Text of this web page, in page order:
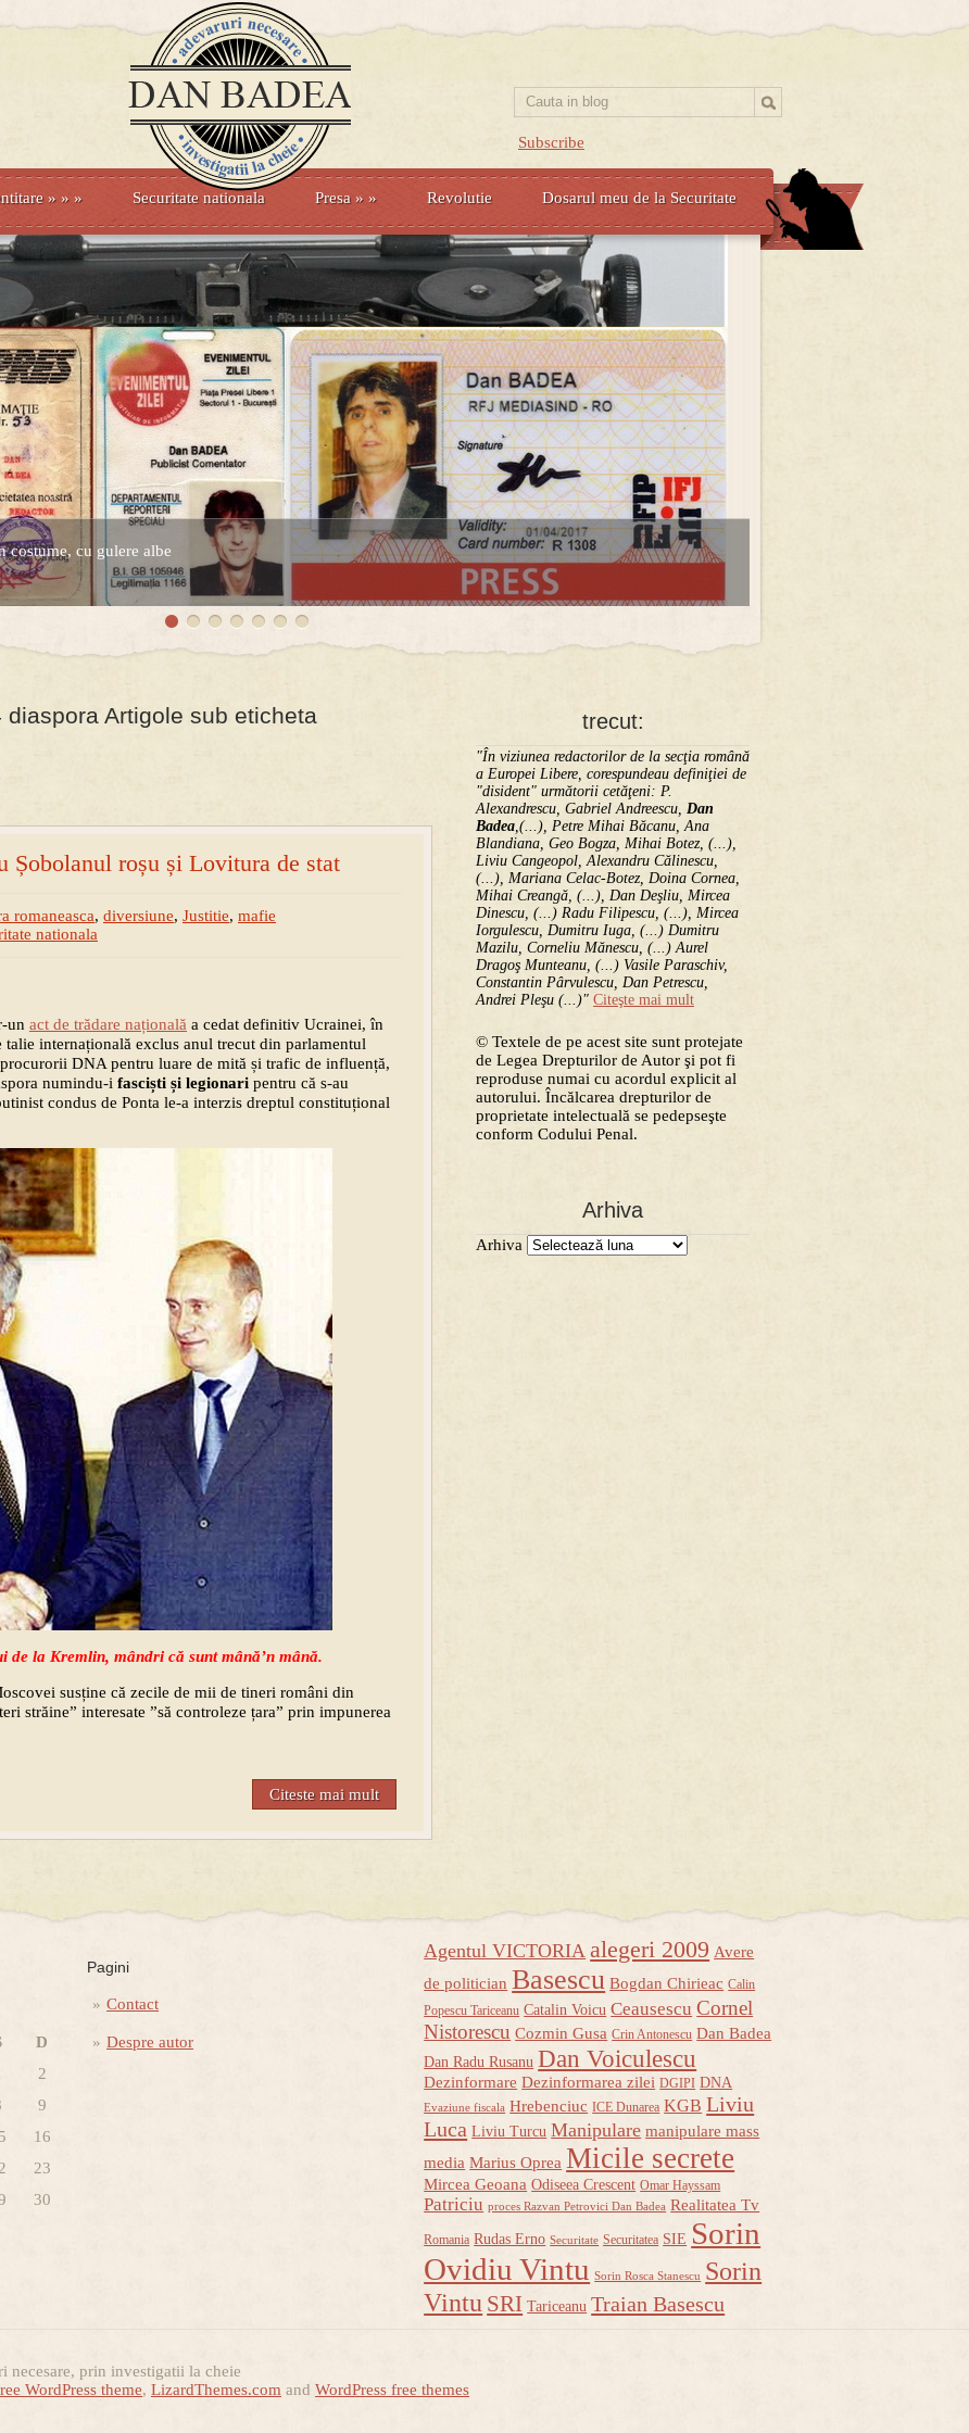
Subscribe
» » » Securitate nationala Presa » » Revolutie Dosarul meu de la Securitate
costume, cu gulere albe
controversatele conturi secrete ale Securitatii.
trecut:
"În viziunea redactorilor de la secţia română
a Europei Libere, corespundeau definiţiei de
"disident" următorii ce­tă­ţeni: P.
Alexandrescu, Gabriel Andreescu, Dan
Badea,(...), Petre Mihai Băcanu, Ana
Blandiana, Geo Bogza, Mihai Botez, (...),
Liviu Cangeopol, Alexandru Călinescu,
(...), Mariana Celac-Botez, Doina Cornea,
Mihai Creangă, (...), Dan Deşliu, Mircea
Dinescu, (...) Radu Filipescu, (...), Mircea
Iorgulescu, Dumitru Iuga, (...) Dumitru
Mazilu, Corneliu Mănescu, (...) Aurel
Dragoş Munteanu, (...) Vasile Paraschiv,
Constantin Pârvulescu, Dan Petrescu,
Andrei Pleşu (...)" Citeşte mai mult
© Textele de pe acest site sunt protejate
de Legea Drepturilor de Autor şi pot fi
reproduse numai cu acordul explicit al
autorului. Încălcarea drepturilor de
proprietate intelectuală se pedepseşte
conform Codului Penal.
Arhiva
Arhiva
Artigole sub eticheta
Șobolanul roșu și Lovitura de stat
romaneasca, diversiune, Justitie, mafie
nationala
un act de trădare națională a cedat definitiv Ucrainei, în
internațională exclus anul trecut din parlamentul
DNA pentru luare de mită și trafic de influență,
numindu-i fasciști și legionari pentru că s-au
condus de Ponta le-a interzis dreptul constituțional
de la Kremlin, mândri că sunt mână’n mână.
susține că zecile de mii de tineri români din
străine” interesate ”să controleze țara” prin impunerea
Citeste mai mult
D
2
9
16
23
30
Pagini
Contact
Despre autor
Agentul VICTORIA alegeri 2009 Avere
de politician Basescu Bogdan Chirieac Calin
Popescu Tariceanu Catalin Voicu Ceausescu Cornel
Nistorescu Cozmin Gusa Crin Antonescu Dan Badea
Dan Radu Rusanu Dan Voiculescu
Dezinformare Dezinformarea zilei DGIPI DNA
Evaziune fiscala Hrebenciuc ICE Dunarea KGB Liviu
Luca Liviu Turcu Manipulare manipulare mass
media Marius Oprea Micile secrete
Mircea Geoana Odiseea Crescent Omar Hayssam
Patriciu proces Razvan Petrovici Dan Badea Realitatea Tv
Romania Rudas Erno Securitate Securitatea SIE Sorin
Ovidiu Vintu Sorin Rosca Stanescu Sorin
Vintu SRI Tariceanu Traian Basescu
necesare, prin investigatii la cheie
WordPress theme, LizardThemes.com and WordPress free themes